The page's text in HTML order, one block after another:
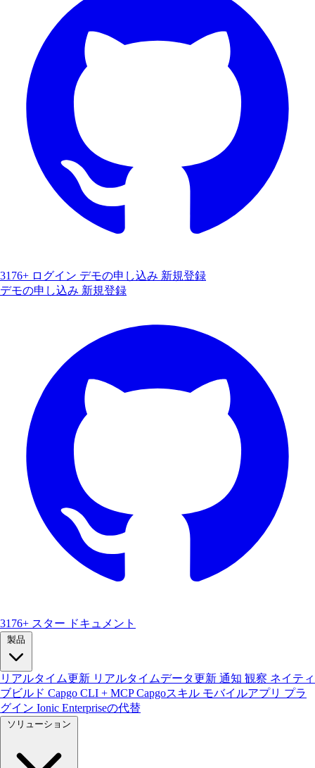
3176+ ログイン デモの申し込み 新規登録
デモの申し込み 新規登録
3176+ スター ドキュメント
製品
リアルタイム更新 リアルタイムデータ更新 通知 観察 ネイティ
ブビルド Capgo CLI + MCPCapgoスキル モバイルアプリ プラ
グイン Ionic Enterpriseの代替
ソリューション